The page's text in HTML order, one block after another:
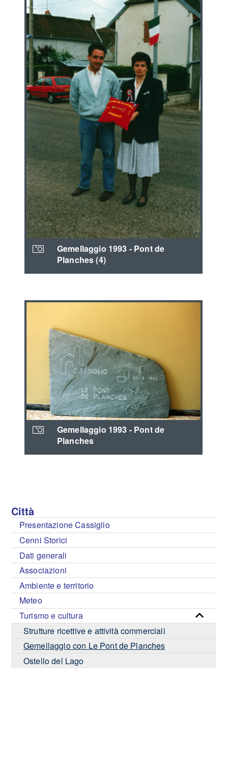
Gemellaggio 1993 - Pont de
Planches (4)
Gemellaggio 1993 - Pont de
Planches
Città
Presentazione Cassiglio
Cenni Storici
Dati generali
Associazioni
Ambiente e territorio
Meteo
Turismo e cultura
Strutture ricettive e attività commerciali
Gemellaggio con Le Pont de Planches
Ostello del Lago